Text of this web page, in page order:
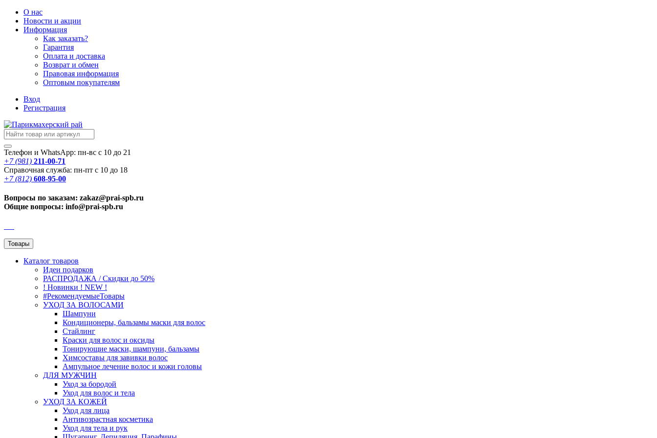
О нас
Новости и акции
Информация
Как заказать?
Гарантия
Оплата и доставка
Возврат и обмен
Правовая информация
Оптовым покупателям
Вход
Регистрация
Телефон и WhatsApp: пн-вс с 10 до 21
+7 (981) 211-00-71
Справочная служба: пн-пт с 10 до 18
+7 (812) 608-95-00
Вопросы по заказам: zakaz@prai-spb.ru
Общие вопросы: info@prai-spb.ru
Товары
Каталог товаров
Идеи подарков
РАСПРОДАЖА / Скидки до 50%
! Новинки ! NEW !
#РекомендуемыеТовары
УХОД ЗА ВОЛОСАМИ
Шампуни
Кондиционеры, бальзамы маски для волос
Стайлинг
Краски для волос и оксиды
Тонирующие маски, шампуни, бальзамы
Химсоставы для завивки волос
Ампульное лечение волос и кожи головы
ДЛЯ МУЖЧИН
Уход за бородой
Уход для волос и тела
УХОД ЗА КОЖЕЙ
Уход для лица
Антивозрастная косметика
Уход для тела и рук